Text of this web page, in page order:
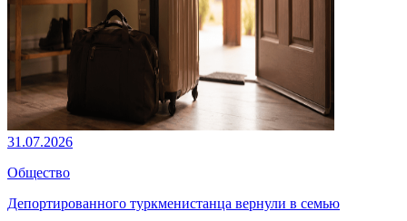
31.07.2026
Общество
Депортированного туркменистанца вернули в семью